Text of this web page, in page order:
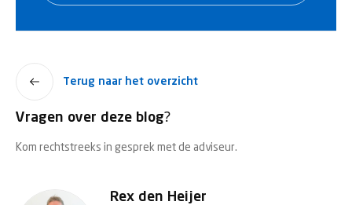
Vragen over deze blog?
Kom rechtstreeks in gesprek met de adviseur.
Rex den Heijer
Terug naar het overzicht